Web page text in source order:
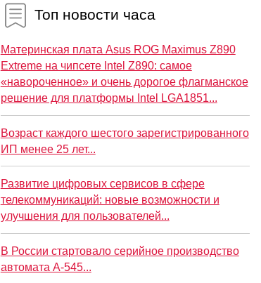
Топ новости часа
Материнская плата Asus ROG Maximus Z890
Extreme на чипсете Intel Z890: самое
«навороченное» и очень дорогое флагманское
решение для платформы Intel LGA1851...
Возраст каждого шестого зарегистрированного
ИП менее 25 лет...
Развитие цифровых сервисов в сфере
телекоммуникаций: новые возможности и
улучшения для пользователей...
В России стартовало серийное производство
автомата А-545...